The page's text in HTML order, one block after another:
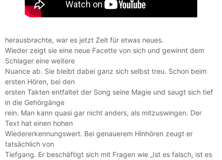
herausbrachte, war es jetzt Zeit für etwas neues.
Wieder zeigt sie eine neue Facette von sich und gewinnt dem
Schlager eine weitere
Nuance ab. Sie bleibt dabei ganz sich selbst treu. Schon beim
ersten Hören, bei den
ersten Takten entfaltet der Song seine Magie und saugt sich tief
in die Gehörgänge
rein. Man kann quasi gar nicht anders, als mitzuswingen. Der
Text hat einen hohen
Wiedererkennungswert. Bei genauerem Hinhören zeugt er
tatsächlich von
Tiefgang. Er beschäftigt sich mit Fragen wie „Ist es falsch, ist es